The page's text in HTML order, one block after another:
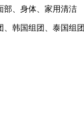
部、身体、家用清洁
、韩国组团、泰国组团